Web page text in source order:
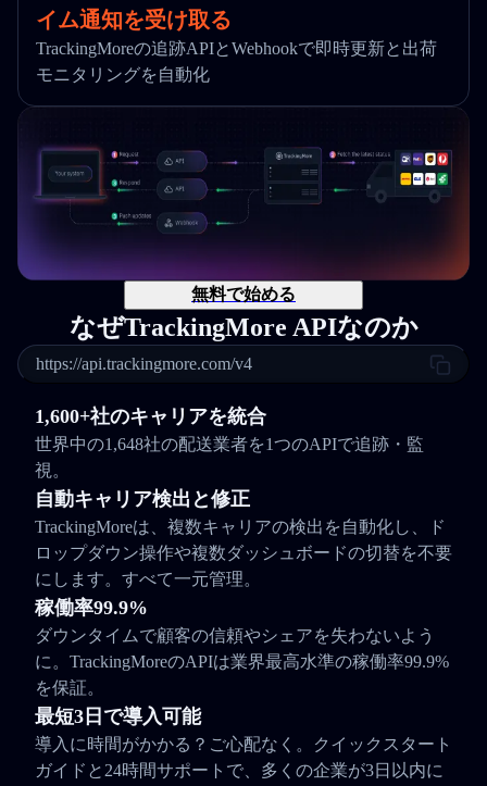
イム通知を受け取る
TrackingMoreの追跡APIとWebhookで即時更新と出荷
モニタリングを自動化
無料で始める
なぜTrackingMore APIなのか
https://api.trackingmore.com/v4
1,600+社のキャリアを統合
世界中の1,648社の配送業者を1つのAPIで追跡・監
視。
自動キャリア検出と修正
TrackingMoreは、複数キャリアの検出を自動化し、ド
ロップダウン操作や複数ダッシュボードの切替を不要
にします。すべて一元管理。
稼働率99.9%
ダウンタイムで顧客の信頼やシェアを失わないよう
に。TrackingMoreのAPIは業界最高水準の稼働率99.9%
を保証。
最短3日で導入可能
導入に時間がかかる？ご心配なく。クイックスタート
ガイドと24時間サポートで、多くの企業が3日以内に